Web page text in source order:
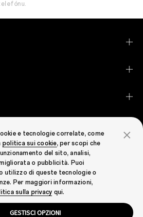
reklamáciu
Slovakia (Slovenčina)
e tecnologie correlate, come
politica sui cookie, per scopi che
del sito, analisi,
o pubblicità. Puoi
utilizzo di queste tecnologie o
Per maggiori informazioni,
sulla privacy qui.
GESTISCI OPZIONI